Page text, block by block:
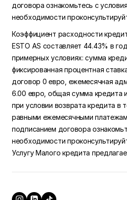
договора ознакомьтесь с
необходимости
Коэффициент расходности
ESTO AS составляет 44.43% в
примерных условиях: сумма
фиксированная процентная
договор 0 евро, ежемесячная
6.00 евро, общая сумма кредита и
при условии возврата кредита в
равными ежемесячными
подписанием договора
необходимости
Услугу Малого кредита